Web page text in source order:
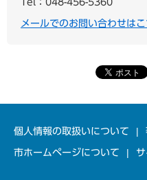
Tel：048-456-5360
メールでのお問い合わせはこ
個人情報の取扱いについて
市ホームページについて